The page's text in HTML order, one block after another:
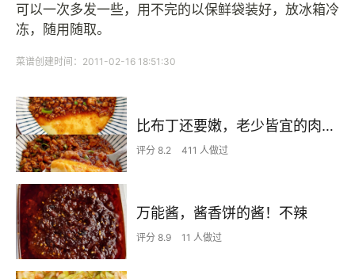
可以一次多发一些，用不完的以保鲜袋装好，放冰箱冷
冻，随用随取。
菜谱创建时间：2011-02-16 18:51:30
比布丁还要嫩，老少皆宜的肉沫蒸蛋
评分 8.2 411 人做过
万能酱，酱香饼的酱！不辣
评分 8.9 11 人做过